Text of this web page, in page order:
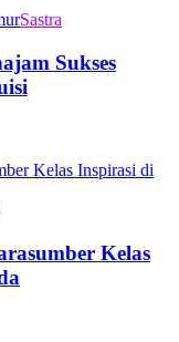
Sastra
Sukses
Kelas